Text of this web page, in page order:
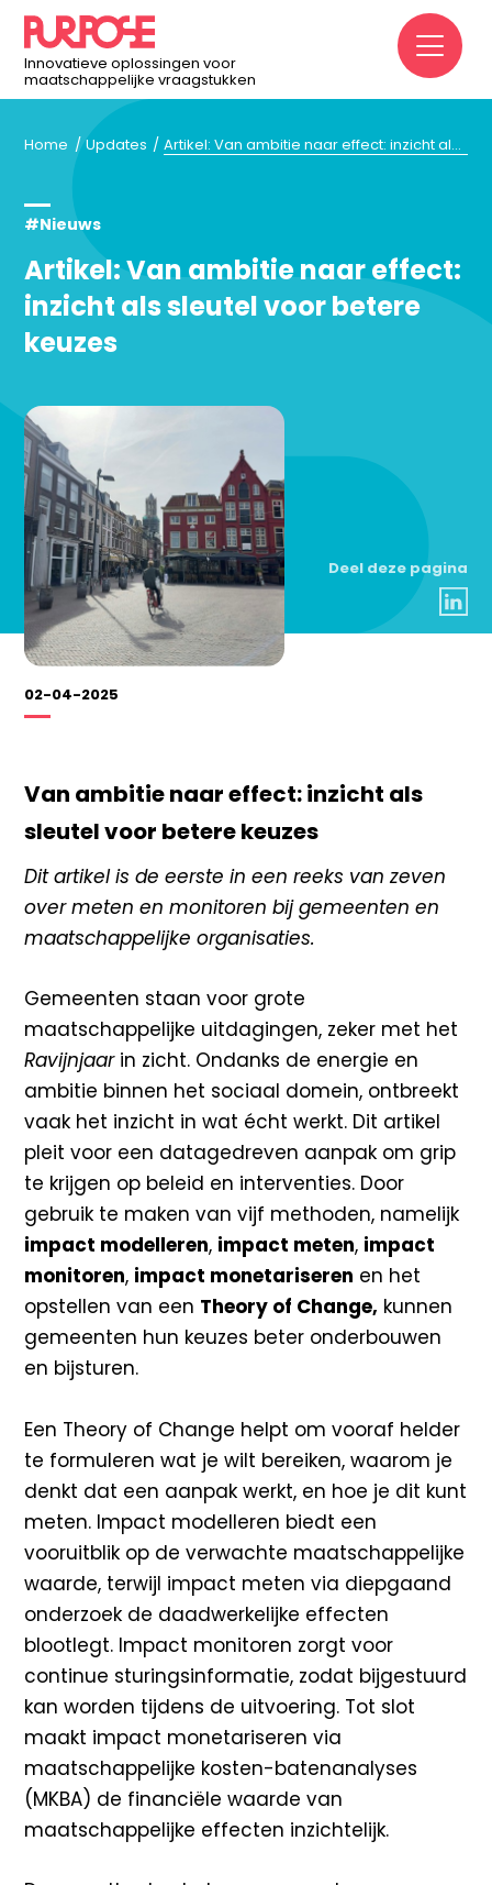
Innovatieve oplossingen voor
maatschappelijke vraagstukken
Home Updates Artikel: Van ambitie naar effect: inzicht als sleutel voor betere keuzes
#Nieuws
Artikel: Van ambitie naar effect:
inzicht als sleutel voor betere
keuzes
Deel deze pagina
02-04-2025
Van ambitie naar effect: inzicht als
sleutel voor betere keuzes
Dit artikel is de eerste in een reeks van zeven
over meten en monitoren bij gemeenten en
maatschappelijke organisaties.
Gemeenten staan voor grote
maatschappelijke uitdagingen, zeker met het
Ravijnjaarin zicht. Ondanks de energie en
ambitie binnen het sociaal domein, ontbreekt
vaak het inzicht in wat écht werkt. Dit artikel
pleit voor een datagedreven aanpak om grip
te krijgen op beleid en interventies. Door
gebruik te makenvan vijf methoden, namelijk
impact modelleren, impact meten, impact
monitoren, impact monetariseren en het
opstellen van een Theory of Change, kunnen
gemeenten hun keuzes beter onderbouwen
en bijsturen.
Een Theory of Change helpt om vooraf helder
te formuleren wat je wilt bereiken, waarom je
denkt dat een aanpak werkt, en hoe je dit kunt
meten. Impact modelleren biedt een
vooruitblik op de verwachte maatschappelijke
waarde, terwijl impact meten via diepgaand
onderzoek de daadwerkelijke effecten
blootlegt. Impact monitoren zorgt voor
continue sturingsinformatie, zodat bijgestuurd
kan worden tijdens de uitvoering. Tot slot
maakt impact monetariseren via
maatschappelijke kosten-batenanalyses
(MKBA) de financiële waarde van
maatschappelijke effecten inzichtelijk.